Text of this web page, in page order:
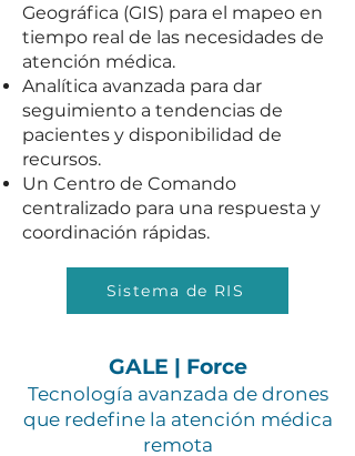
Geográfica (GIS) para el mapeo en
tiempo real de las necesidades de
atención médica.
Analítica avanzada para dar
seguimiento a tendencias de
pacientes y disponibilidad de
recursos.
Un Centro de Comando
centralizado para una respuesta y
coordinación rápidas.
Sistema de RIS
GALE | Force
Tecnología avanzada de drones
que redefine la atención médica
remota